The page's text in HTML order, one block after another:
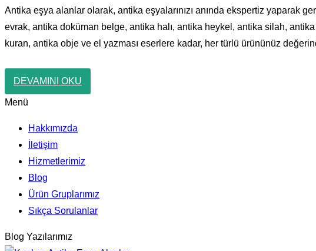
Antika eşya alanlar olarak, antika eşyalarınızı anında ekspertiz yaparak
evrak, antika doküman belge, antika halı, antika heykel, antika silah,
kuran, antika obje ve el yazması eserlere kadar, her türlü ürününüz
DEVAMINI OKU
Menü
Hakkımızda
İletişim
Hizmetlerimiz
Blog
Ürün Gruplarımız
Sıkça Sorulanlar
Blog Yazılarımız